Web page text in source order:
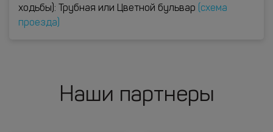
ходьбы): Трубная или Цветной бульвар
(схема
проезда)
Наши партнеры